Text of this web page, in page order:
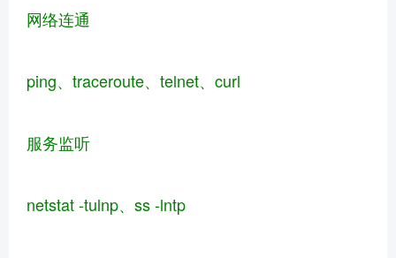
网络连通
ping、traceroute、telnet、curl
服务监听
netstat -tulnp、ss -lntp